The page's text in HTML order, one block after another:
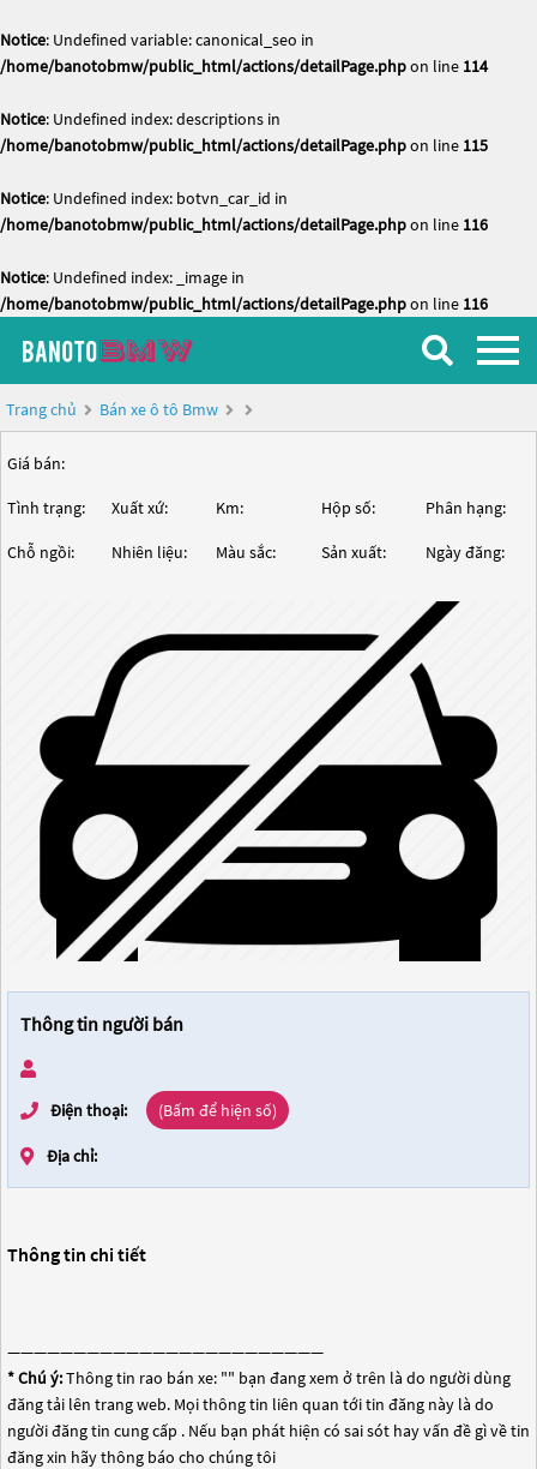
Notice: Undefined variable: canonical_seo in
/home/banotobmw/public_html/actions/detailPage.phpon line 114
Notice: Undefined index: descriptions in
/home/banotobmw/public_html/actions/detailPage.phpon line 115
Notice: Undefined index: botvn_car_id in
/home/banotobmw/public_html/actions/detailPage.phpon line 116
Notice: Undefined index: _image in
/home/banotobmw/public_html/actions/detailPage.phpon line 116
Trang chủ Bán xe ô tô Bmw
Giá bán:
Tình trạng: Xuất xứ: Km: Hộp số: Phân hạng:
Chỗ ngồi: Nhiên liệu: Màu sắc: Sản xuất: Ngày đăng:
Thông tin người bán
Điện thoại: (Bấm để hiện số)
Địa chỉ:
Thông tin chi tiết
————————————————————————
* Chú ý:Thông tin rao bán xe: "" bạn đang xem ở trên là do người dùng
đăng tải lên trang web. Mọi thông tin liên quan tới tin đăng này là do
người đăng tin cung cấp . Nếu bạn phát hiện có sai sót hay vấn đề gì về tin
đăng xin hãy thông báo cho chúng tôi